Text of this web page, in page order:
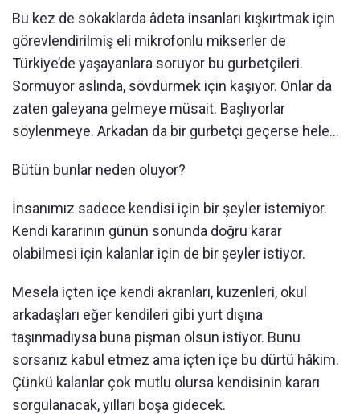
Bu kez de sokaklarda âdeta insanları kışkırtmak için
görevlendirilmiş eli mikrofonlu mikserler de
Türkiye’de yaşayanlara soruyor bu gurbetçileri.
Sormuyor aslında, sövdürmek için kaşıyor. Onlar da
zaten galeyana gelmeye müsait. Başlıyorlar
söylenmeye. Arkadan da bir gurbetçi geçerse hele…
Bütün bunlar neden oluyor?
İnsanımız sadece kendisi için bir şeyler istemiyor.
Kendi kararının günün sonunda doğru karar
olabilmesi için kalanlar için de bir şeyler istiyor.
Mesela içten içe kendi akranları, kuzenleri, okul
arkadaşları eğer kendileri gibi yurt dışına
taşınmadıysa buna pişman olsun istiyor. Bunu
sorsanız kabul etmez ama içten içe bu dürtü hâkim.
Çünkü kalanlar çok mutlu olursa kendisinin kararı
sorgulanacak, yılları boşa gidecek.